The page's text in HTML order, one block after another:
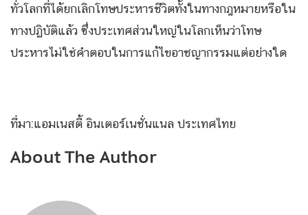
ทั่วโลกที่ได้ยกเลิกโทษประหารชีวิตทั้งในทางกฎหมายหรือใน
ทางปฏิบัติแล้ว ซึ่งประเทศส่วนใหญ่ในโลกเห็นว่าโทษ
ประหารไม่ใช่คำตอบในการแก้ไขอาชญากรรมแต่อย่างใด
ที่มา:แอมเนสตี้ อินเตอร์เนชั่นแนล ประเทศไทย
About The Author